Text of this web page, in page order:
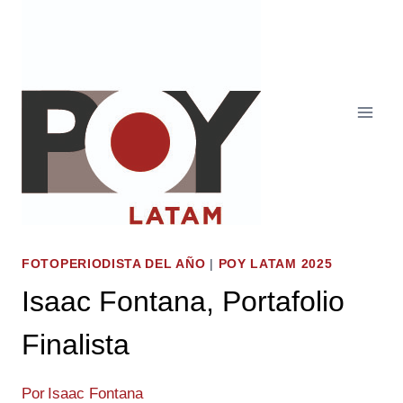
FOTOPERIODISTA DEL AÑO | POY LATAM 2025
Isaac Fontana, Portafolio
Finalista
Por Isaac Fontana